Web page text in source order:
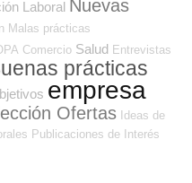
Laboral Nuevas
Malas prácticas
Comercio Salud Entrevistas
prácticas
empresa
Ofertas Ideas de
Publicaciones de Interés